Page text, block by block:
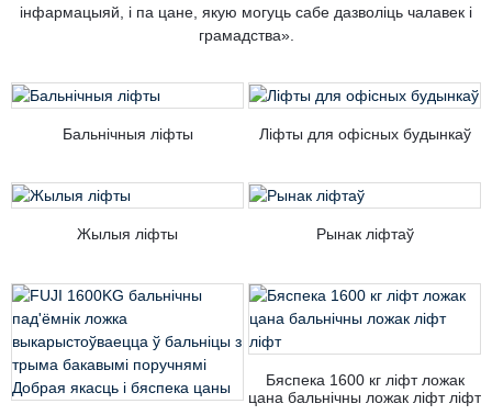
інфармацыяй, і па цане, якую могуць сабе дазволіць чалавек і
грамадства».
Бальнічныя ліфты Ліфты для офісных будынкаў
Жылыя ліфты Рынак ліфтаў
Бяспека 1600 кг ліфт ложак
цана бальнічны ложак ліфт ліфт